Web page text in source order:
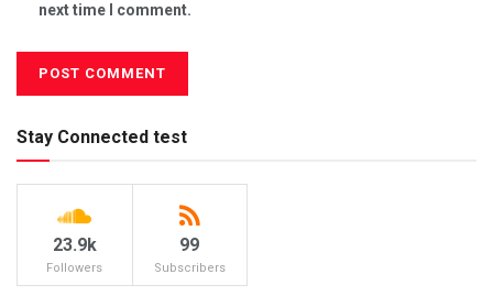
next time I comment.
Stay Connected test
23.9k
Followers
99
Subscribers